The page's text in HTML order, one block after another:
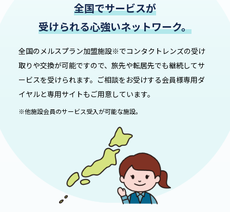
全国でサービスが
受けられる心強いネットワーク。
全国のメルスプラン加盟施設※でコンタクトレンズの受け
取りや交換が可能ですので、旅先や転居先でも継続してサ
ービスを受けられます。ご相談をお受けする会員様専用ダ
イヤルと専用サイトもご用意しています。
※他施設会員のサービス受入が可能な施設。